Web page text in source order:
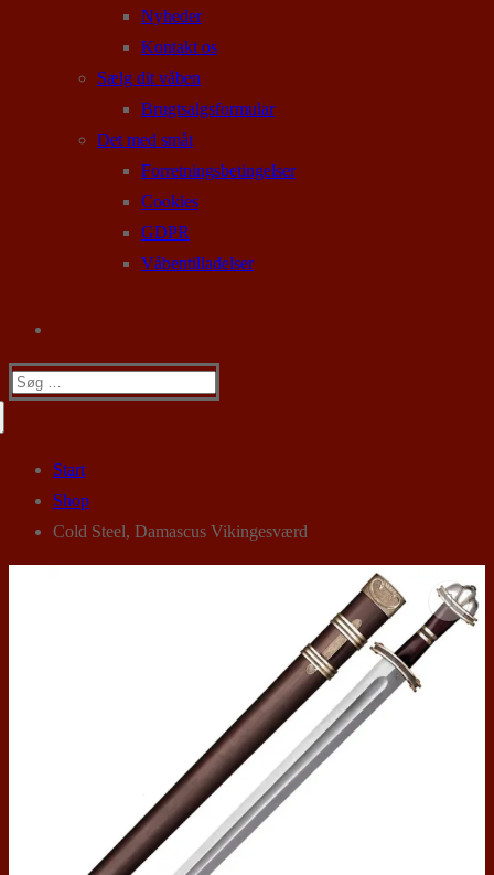
Nyheder
Kontakt os
Sælg dit våben
Brugtsalgsformular
Det med småt
Forretningsbetingelser
Cookies
GDPR
Våbentilladelser
Søg
Start
Shop
Cold Steel, Damascus Vikingesværd